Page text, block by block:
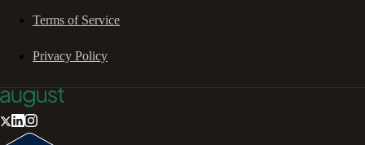
Terms of Service
Privacy Policy